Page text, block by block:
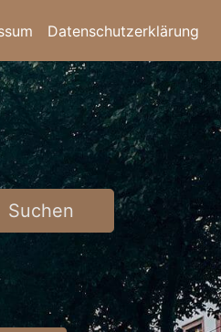
Datenschutzerklärung
Suchen